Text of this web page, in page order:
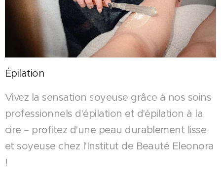
Épilation
Vivez la sensation soyeuse grâce à nos soins
professionnels d'épilation et d'épilation à la
cire – profitez d'une peau durablement lisse
et soyeuse chez l'Institut de Beauté Eleonora
!